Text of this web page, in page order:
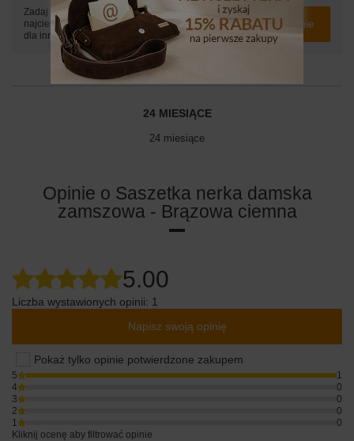
Zadaj pytanie a my odpowiemy niezwłocznie,
najciekawsze pytania i odpowiedzi publikując
dla innych.
Zadaj pytanie
24 MIESIĄCE
24 miesiące
Opinie o Saszetka nerka damska
zamszowa - Brązowa ciemna
5.00
Liczba wystawionych opinii: 1
Napisz swoją opinię
Pokaż tylko opinie potwierdzone zakupem
5
1
4
0
3
0
2
0
1
0
Kliknij ocenę aby filtrować opinie